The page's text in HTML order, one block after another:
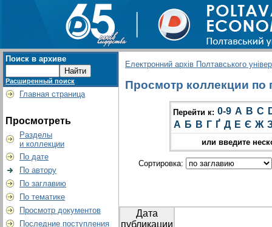
Поиск в архиве
Расширенный поиск
Главная страница
Просмотреть
Разделы
и коллекции
По дате
По автору
По заглавию
По тематике
Просмотр документов
Последние поступления
Електронний архів Полтавського
Просмотр коллекции по
Перейти к: 0-9 A B C
А Б В Г Ґ Д Е Є Ж
или введите
Сортировка:
Дата
публикации